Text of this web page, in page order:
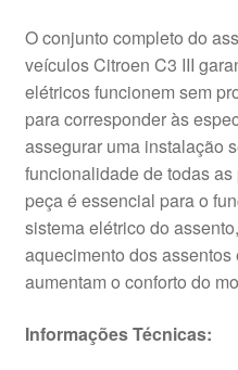
O conjunto completo do
veículos Citroen C3 III
elétricos funcionem sem
para corresponder às
assegurar uma instalação
funcionalidade de todas
peça é essencial para o
sistema elétrico do
aquecimento dos
aumentam o conforto do
Informações Técnicas: